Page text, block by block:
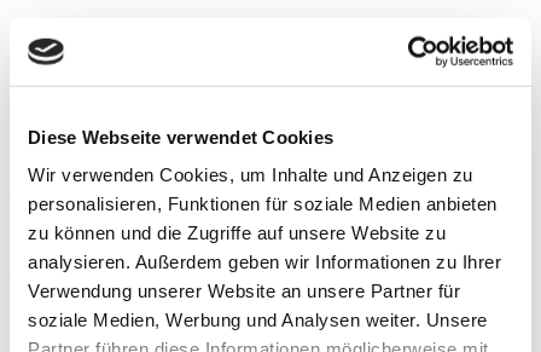
Diese Webseite verwendet Cookies
Wir verwenden Cookies, um Inhalte und Anzeigen zu
personalisieren, Funktionen für soziale Medien anbieten
zu können und die Zugriffe auf unsere Website zu
analysieren. Außerdem geben wir Informationen zu Ihrer
Verwendung unserer Website an unsere Partner für
soziale Medien, Werbung und Analysen weiter. Unsere
» Fachärztin für Neurologie
» Chefärztin der Paracelsus Elena Klinik, Kassel und Professorin
der Universitätsmedizin Göttingen
» 3. Vorsitzende der Deutschen Gesellschaft für Parkinson und
Bewegungsstörungen (DPG)
(Stand 2026)